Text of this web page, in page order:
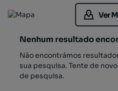
Ver
Nenhum resultado
Não encontrámos
sua pesquisa. Tente de
de pesquisa.